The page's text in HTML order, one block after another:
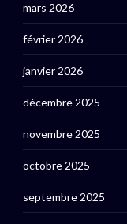
mars 2026
février 2026
janvier 2026
décembre 2025
novembre 2025
octobre 2025
septembre 2025